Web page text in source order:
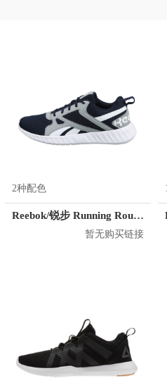
2种配色
Reebok/锐步 Running Rout 2
暂无购买链接